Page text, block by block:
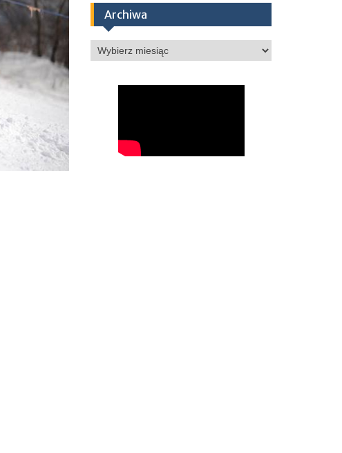
Archiwa
Archiwa